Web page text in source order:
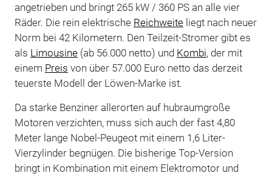
angetrieben und bringt 265 kW / 360 PS an alle vier
Räder. Die rein elektrische Reichweiteliegt nach neuer
Norm bei 42 Kilometern. Den Teilzeit-Stromer gibt es
als Limousine(ab 56.000 netto) und Kombi, der mit
einem Preis von über 57.000 Euro netto das derzeit
teuerste Modell der Löwen-Marke ist.
Da starke Benziner allerorten auf hubraumgroße
Motoren verzichten, muss sich auch der fast 4,80
Meter lange Nobel-Peugeot mit einem 1,6 Liter-
Vierzylinder begnügen. Die bisherige Top-Version
bringt in Kombination mit einem Elektromotor und